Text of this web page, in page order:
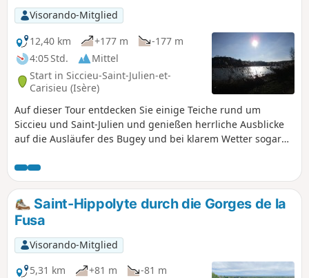
Visorando-Mitglied
12,40 km
+177 m
-177 m
4:05 Std.
Mittel
Start in Siccieu-Saint-Julien-et-
Carisieu (Isère)
Auf dieser Tour entdecken Sie einige Teiche rund um
Siccieu und Saint-Julien und genießen herrliche Ausblicke
auf die Ausläufer des Bugey und bei klarem Wetter sogar
Saint-Hippolyte durch die Gorges de la
Fusa
Visorando-Mitglied
5,31 km
+81 m
-81 m